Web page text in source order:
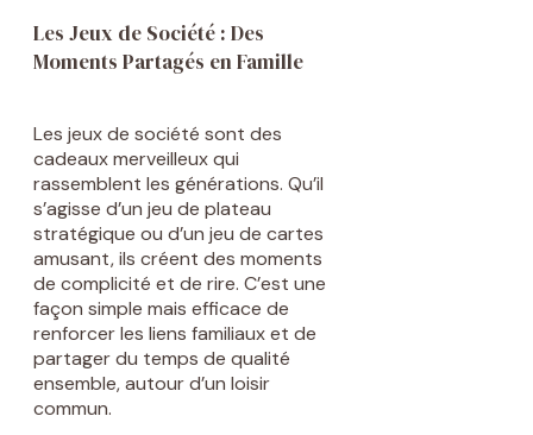
Les Jeux de Société : Des
Moments Partagés en Famille
Les jeux de société sont des
cadeaux merveilleux qui
rassemblent les générations. Qu’il
s’agisse d’un jeu de plateau
stratégique ou d’un jeu de cartes
amusant, ils créent des moments
de complicité et de rire. C’est une
façon simple mais efficace de
renforcer les liens familiaux et de
partager du temps de qualité
ensemble, autour d’un loisir
commun.